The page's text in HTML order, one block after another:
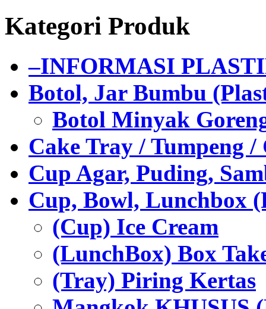
Kategori Produk
–INFORMASI
Botol, Jar Bumbu
Botol Minyak
Cake Tray / Tumpeng /
Cup Agar, Puding,
Cup, Bowl, Lunchbox
(Cup) Ice Cream
(LunchBox) Box
(Tray) Piring Kertas